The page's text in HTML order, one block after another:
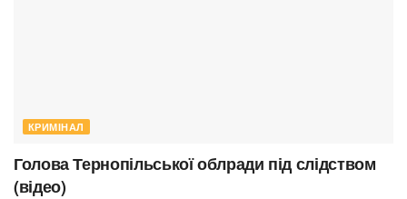
КРИМІНАЛ
Голова Тернопільської облради під слідством
(відео)